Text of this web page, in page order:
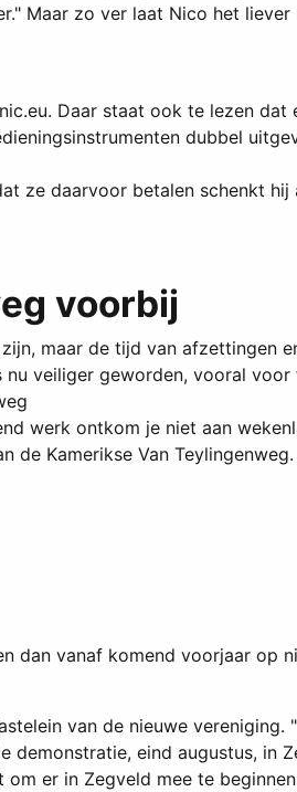
Maar zo ver laat Nico het
Daar staat ook te lezen
dubbel
ze daarvoor betalen schenkt
voorbij
maar de tijd van afzettingen
veiliger geworden, vooral
werk ontkom je niet aan
Kamerikse Van
vanaf komend voorjaar op
van de nieuwe
eind augustus, in
er in Zegveld mee te